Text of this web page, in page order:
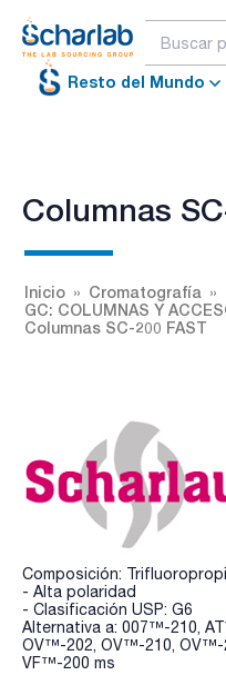
Resto del Mundo
Columnas
Inicio
Cromatografía
GC: COLUMNAS Y
Columnas SC-200 FAST
Composición:
- Alta polaridad
- Clasificación USP: G6
Alternativa a: 007™-210,
OV™-202, OV™-210,
VF™-200 ms